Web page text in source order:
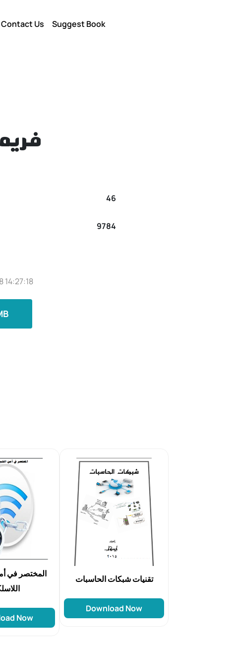
Contact Us Suggest Book
46
9784
14:27:18
المختصر في
Now
تقنيات شبكات الحاسبات
Download Now